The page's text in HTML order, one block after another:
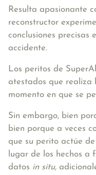
Resulta apasionante
reconstructor
conclusiones precisas
accidente.
Los peritos de
atestados que realiza
momento en que se
Sin embargo, bien
bien porque a veces
que su perito actúe
lugar de los hechos
datos in situ,